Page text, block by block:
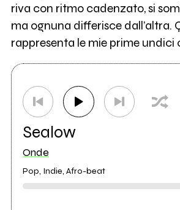
riva con ritmo cadenzato, si
ma ognuna differisce dall’altra.
rappresenta le mie prime undici
Sealow
Onde
Pop, Indie, Afro-beat